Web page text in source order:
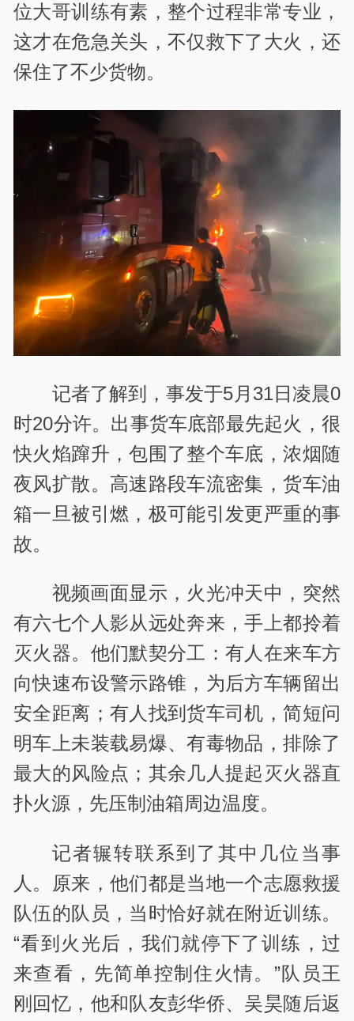
位大哥训练有素，整个过程非常专业，
这才在危急关头，不仅救下了大火，还
保住了不少货物。
记者了解到，事发于5月31日凌晨0
时20分许。出事货车底部最先起火，很
快火焰蹿升，包围了整个车底，浓烟随
夜风扩散。高速路段车流密集，货车油
箱一旦被引燃，极可能引发更严重的事
故。
视频画面显示，火光冲天中，突然
有六七个人影从远处奔来，手上都拎着
灭火器。他们默契分工：有人在来车方
向快速布设警示路锥，为后方车辆留出
安全距离；有人找到货车司机，简短问
明车上未装载易爆、有毒物品，排除了
最大的风险点；其余几人提起灭火器直
扑火源，先压制油箱周边温度。
记者辗转联系到了其中几位当事
人。原来，他们都是当地一个志愿救援
队伍的队员，当时恰好就在附近训练。
“看到火光后，我们就停下了训练，过
来查看，先简单控制住火情。”队员王
刚回忆，他和队友彭华侨、吴昊随后返